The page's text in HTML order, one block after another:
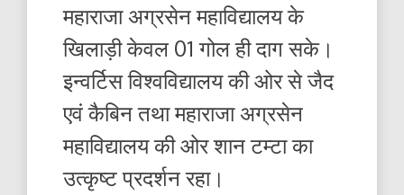
महाराजा अग्रसेन महाविद्यालय के
खिलाड़ी केवल 01 गोल ही दाग सके।
इन्वर्टिस विश्वविद्यालय की ओर से जैद
एवं कैबिन तथा महाराजा अग्रसेन
महाविद्यालय की ओर शान टम्टा का
उत्कृष्ट प्रदर्शन रहा।